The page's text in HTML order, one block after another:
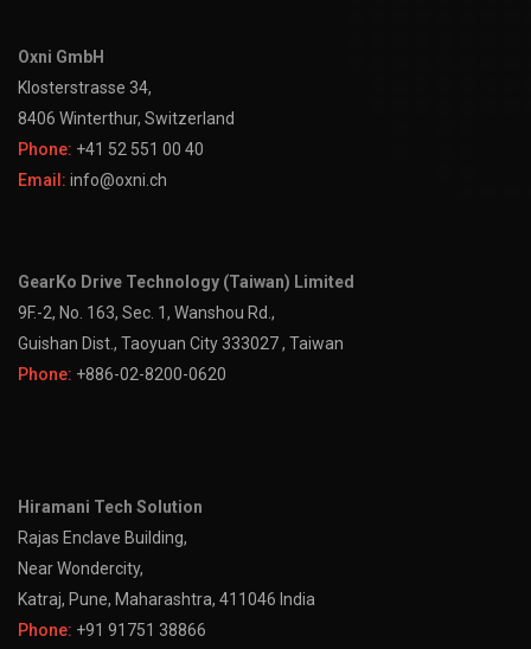
Oxni GmbH
Klosterstrasse 34,
8406 Winterthur, Switzerland
Phone: +41 52 551 00 40
Email: info@oxni.ch
GearKo Drive Technology (Taiwan) Limited
9F.-2, No. 163, Sec. 1, Wanshou Rd.,
Guishan Dist., Taoyuan City 333027 , Taiwan
Phone: +886-02-8200-0620
Hiramani Tech Solution
Rajas Enclave Building,
Near Wondercity,
Katraj, Pune, Maharashtra, 411046 India
Phone: +91 91751 38866